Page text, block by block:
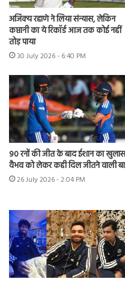
अजिंक्य रहाणे ने लिया संन्यास, लेकिन
कप्तानी का ये रिकॉर्ड आज तक कोई नहीं
तोड़ पाया
30 July 2026 - 6:40 PM
90 रनों की जीत के बाद ईशान का
वैभव को लेकर कही दिल जीतने वाली
26 July 2026 - 2:04 PM